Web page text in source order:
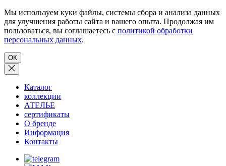
Мы используем куки файлы, системы сбора и анализа данных
для улучшения работы сайта и вашего опыта. Продолжая им
пользоваться, вы соглашаетесь с политикой обработки
персональных данных.
ОК
Каталог
коллекции
АТЕЛЬЕ
сертификаты
О бренде
Информация
Контакты